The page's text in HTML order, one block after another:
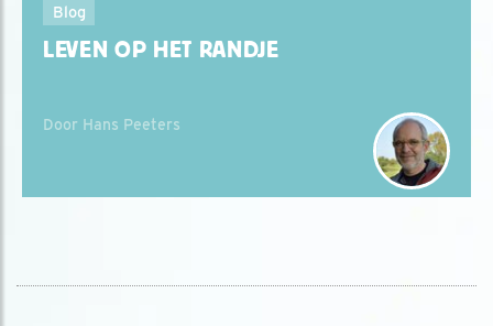
Blog
LEVEN OP HET RANDJE
Door Hans Peeters